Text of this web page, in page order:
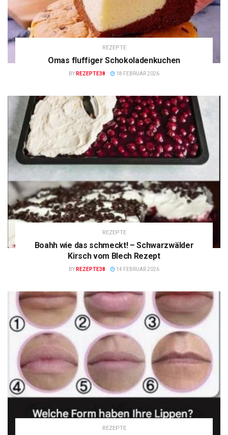
REZEPTE
Omas fluffiger Schokoladenkuchen
BY REZEPTE38 18 FEBRUAR 2026
REZEPTE
Boahh wie das schmeckt! – Schwarzwälder
Kirsch vom Blech Rezept
BY REZEPTE38 14 FEBRUAR 2026
REZEPTE